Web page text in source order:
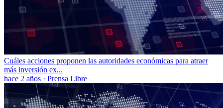
Cuáles acciones proponen las autoridades económicas para atraer
más inversión ex...
hace 2 años · Prensa Libre